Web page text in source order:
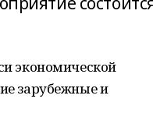
экономической
зарубежные и